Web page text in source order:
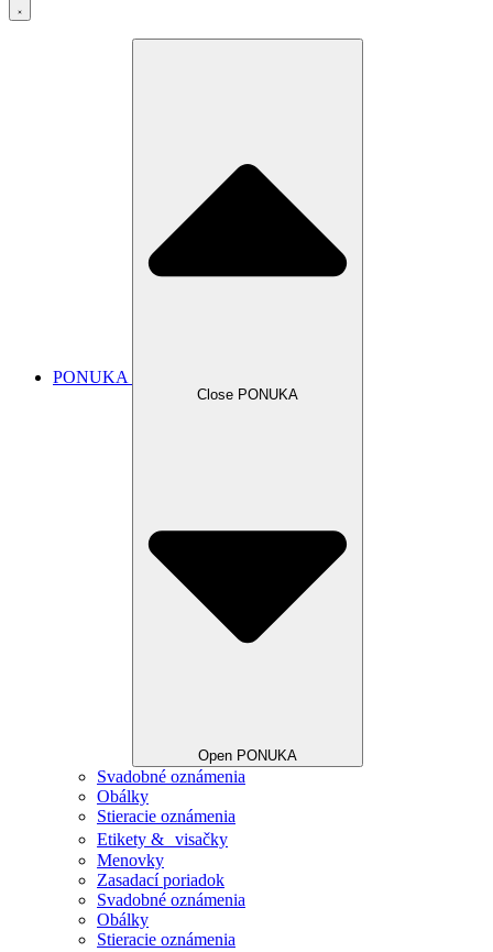
PONUKA
Close PONUKA
Open PONUKA
Svadobné oznámenia
Obálky
Stieracie oznámenia
Etikety & visačky
Menovky
Zasadací poriadok
Svadobné oznámenia
Obálky
Stieracie oznámenia